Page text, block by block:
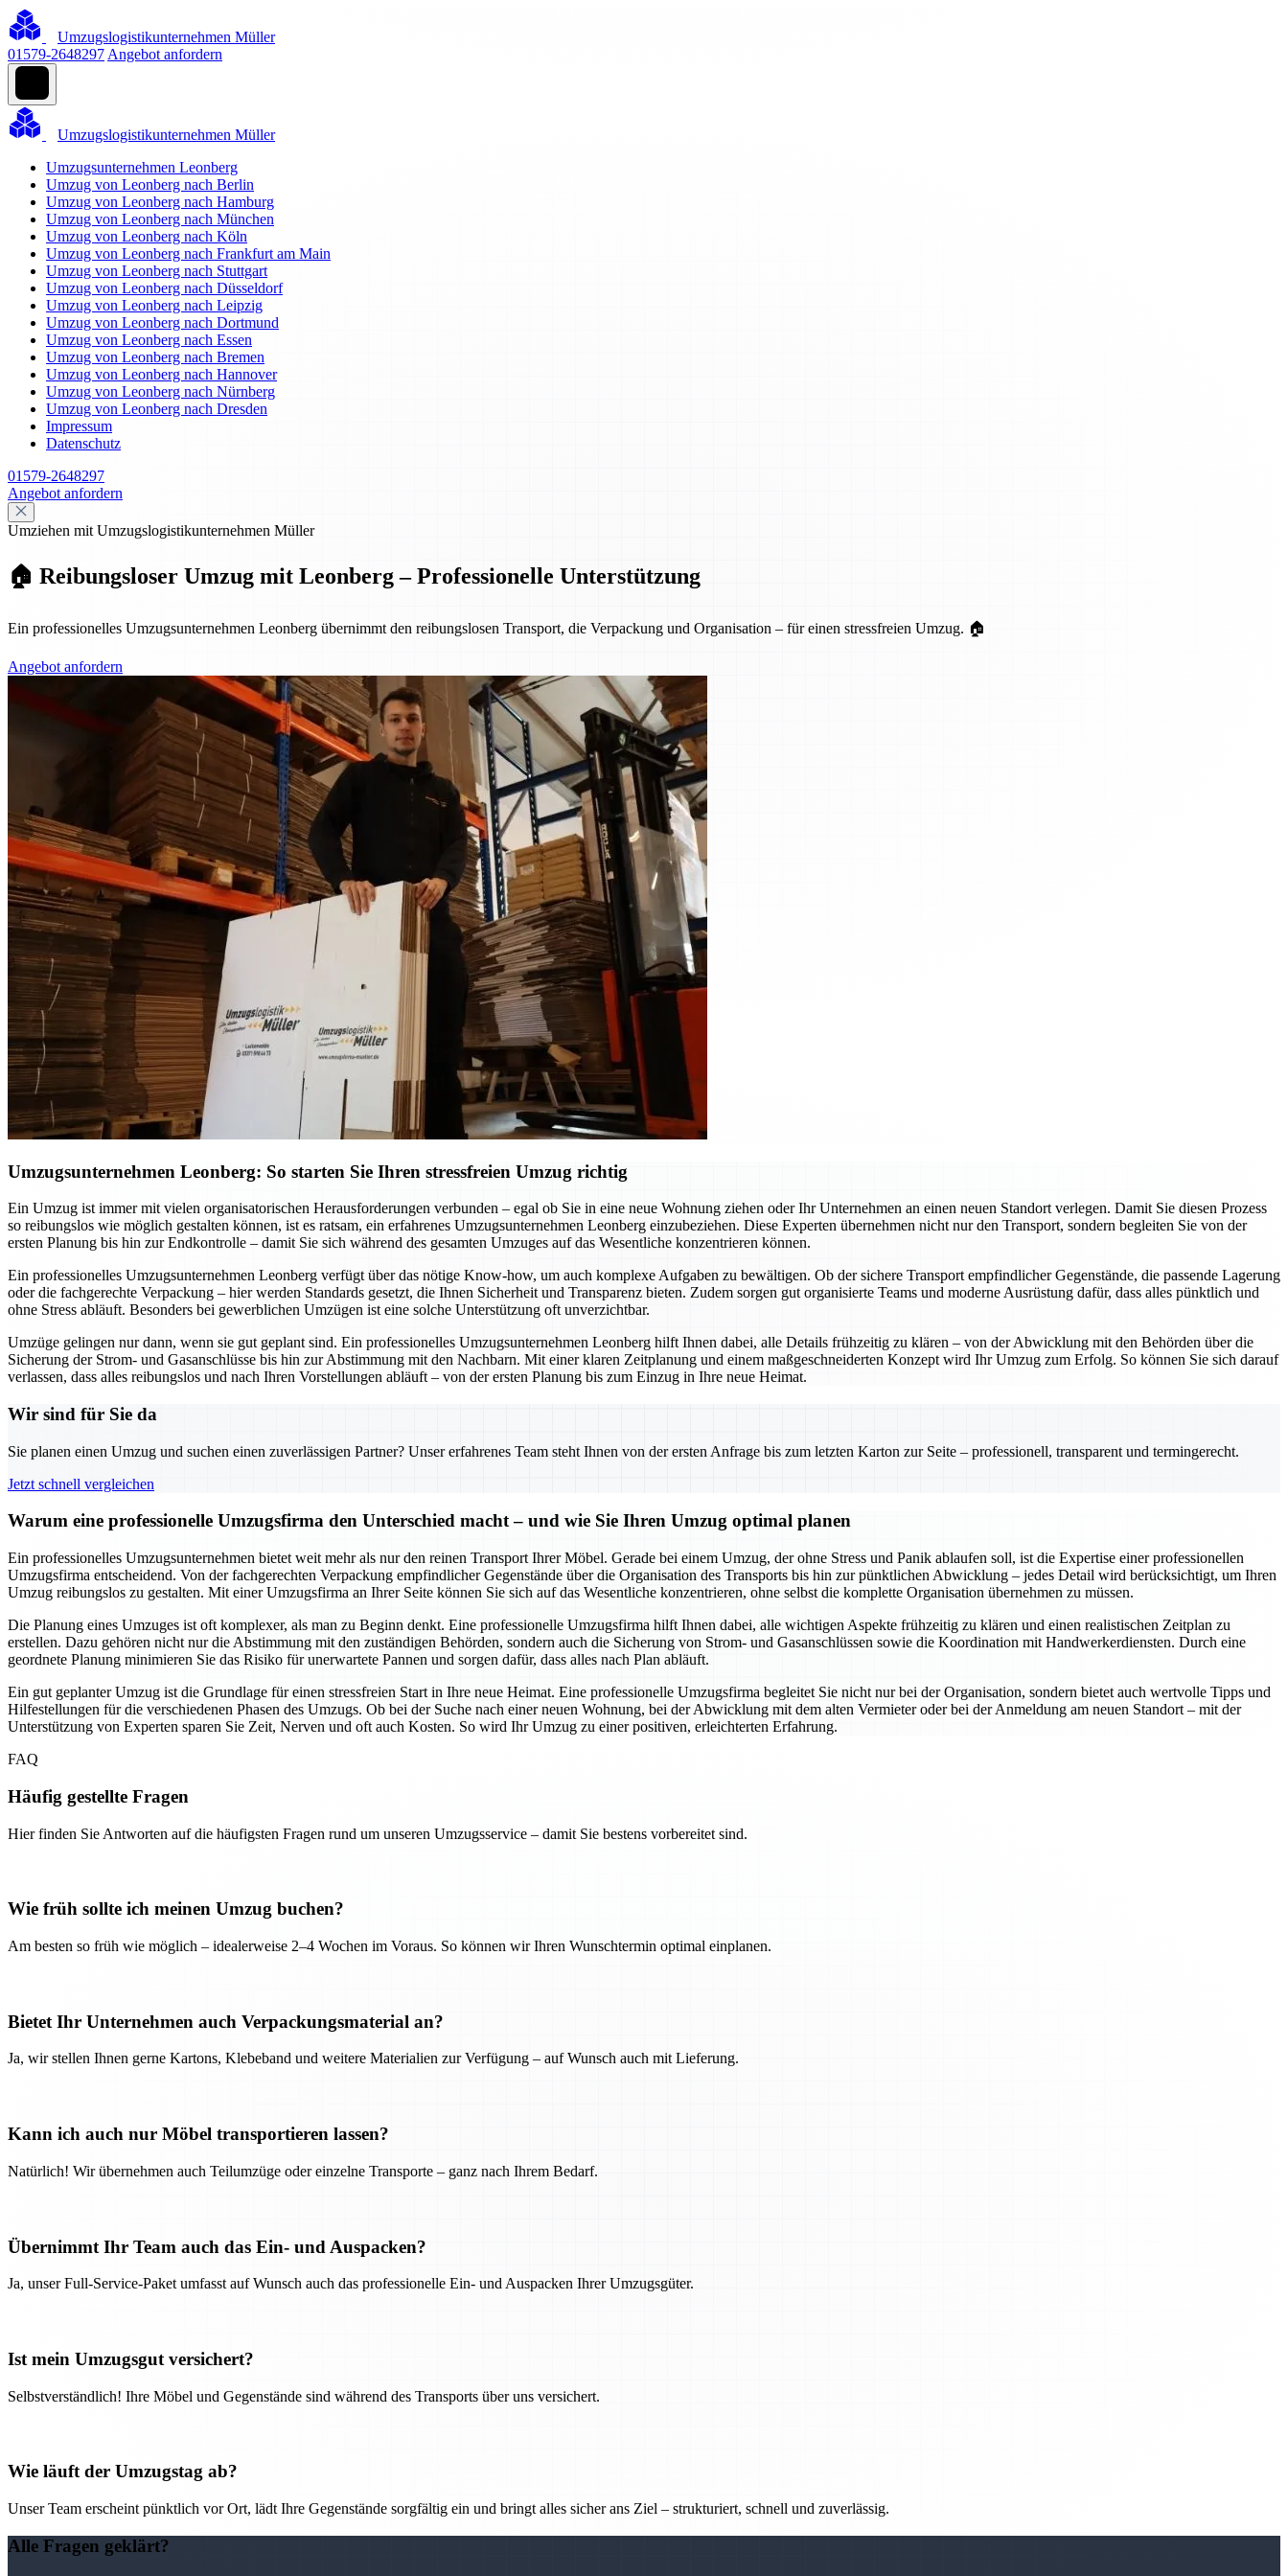
Umzugslogistikunternehmen Müller
01579-2648297 Angebot anfordern
Umzugslogistikunternehmen Müller
Umzugsunternehmen Leonberg
Umzug von Leonberg nach Berlin
Umzug von Leonberg nach Hamburg
Umzug von Leonberg nach München
Umzug von Leonberg nach Köln
Umzug von Leonberg nach Frankfurt am Main
Umzug von Leonberg nach Stuttgart
Umzug von Leonberg nach Düsseldorf
Umzug von Leonberg nach Leipzig
Umzug von Leonberg nach Dortmund
Umzug von Leonberg nach Essen
Umzug von Leonberg nach Bremen
Umzug von Leonberg nach Hannover
Umzug von Leonberg nach Nürnberg
Umzug von Leonberg nach Dresden
Impressum
Datenschutz
01579-2648297
Angebot anfordern
Umziehen mit Umzugslogistikunternehmen Müller
🏠 Reibungsloser Umzug mit Leonberg – Professionelle Unterstützung
Ein professionelles Umzugsunternehmen Leonberg übernimmt den reibungslosen Transport, die Verpackung und Organisation – für einen stressfreien Umzug. 🏠
Angebot anfordern
Umzugsunternehmen Leonberg: So starten Sie Ihren stressfreien Umzug richtig
Ein Umzug ist immer mit vielen organisatorischen Herausforderungen verbunden – egal ob Sie in eine neue Wohnung ziehen oder Ihr Unternehmen an einen neuen Standort verlegen. Damit Sie diesen Prozess
so reibungslos wie möglich gestalten können, ist es ratsam, ein erfahrenes Umzugsunternehmen Leonberg einzubeziehen. Diese Experten übernehmen nicht nur den Transport, sondern begleiten Sie von der
ersten Planung bis hin zur Endkontrolle – damit Sie sich während des gesamten Umzuges auf das Wesentliche konzentrieren können.
Ein professionelles Umzugsunternehmen Leonberg verfügt über das nötige Know-how, um auch komplexe Aufgaben zu bewältigen. Ob der sichere Transport empfindlicher Gegenstände, die passende Lagerung
oder die fachgerechte Verpackung – hier werden Standards gesetzt, die Ihnen Sicherheit und Transparenz bieten. Zudem sorgen gut organisierte Teams und moderne Ausrüstung dafür, dass alles pünktlich und
ohne Stress abläuft. Besonders bei gewerblichen Umzügen ist eine solche Unterstützung oft unverzichtbar.
Umzüge gelingen nur dann, wenn sie gut geplant sind. Ein professionelles Umzugsunternehmen Leonberg hilft Ihnen dabei, alle Details frühzeitig zu klären – von der Abwicklung mit den Behörden über die
Sicherung der Strom- und Gasanschlüsse bis hin zur Abstimmung mit den Nachbarn. Mit einer klaren Zeitplanung und einem maßgeschneiderten Konzept wird Ihr Umzug zum Erfolg. So können Sie sich darauf
verlassen, dass alles reibungslos und nach Ihren Vorstellungen abläuft – von der ersten Planung bis zum Einzug in Ihre neue Heimat.
Wir sind für Sie da
Sie planen einen Umzug und suchen einen zuverlässigen Partner? Unser erfahrenes Team steht Ihnen von der ersten Anfrage bis zum letzten Karton zur Seite – professionell, transparent und termingerecht.
Jetzt schnell vergleichen
Warum eine professionelle Umzugsfirma den Unterschied macht – und wie Sie Ihren Umzug optimal planen
Ein professionelles Umzugsunternehmen bietet weit mehr als nur den reinen Transport Ihrer Möbel. Gerade bei einem Umzug, der ohne Stress und Panik ablaufen soll, ist die Expertise einer professionellen
Umzugsfirma entscheidend. Von der fachgerechten Verpackung empfindlicher Gegenstände über die Organisation des Transports bis hin zur pünktlichen Abwicklung – jedes Detail wird berücksichtigt, um Ihren
Umzug reibungslos zu gestalten. Mit einer Umzugsfirma an Ihrer Seite können Sie sich auf das Wesentliche konzentrieren, ohne selbst die komplette Organisation übernehmen zu müssen.
Die Planung eines Umzuges ist oft komplexer, als man zu Beginn denkt. Eine professionelle Umzugsfirma hilft Ihnen dabei, alle wichtigen Aspekte frühzeitig zu klären und einen realistischen Zeitplan zu
erstellen. Dazu gehören nicht nur die Abstimmung mit den zuständigen Behörden, sondern auch die Sicherung von Strom- und Gasanschlüssen sowie die Koordination mit Handwerkerdiensten. Durch eine
geordnete Planung minimieren Sie das Risiko für unerwartete Pannen und sorgen dafür, dass alles nach Plan abläuft.
Ein gut geplanter Umzug ist die Grundlage für einen stressfreien Start in Ihre neue Heimat. Eine professionelle Umzugsfirma begleitet Sie nicht nur bei der Organisation, sondern bietet auch wertvolle Tipps und
Hilfestellungen für die verschiedenen Phasen des Umzugs. Ob bei der Suche nach einer neuen Wohnung, bei der Abwicklung mit dem alten Vermieter oder bei der Anmeldung am neuen Standort – mit der
Unterstützung von Experten sparen Sie Zeit, Nerven und oft auch Kosten. So wird Ihr Umzug zu einer positiven, erleichterten Erfahrung.
FAQ
Häufig gestellte Fragen
Hier finden Sie Antworten auf die häufigsten Fragen rund um unseren Umzugsservice – damit Sie bestens vorbereitet sind.
Wie früh sollte ich meinen Umzug buchen?
Am besten so früh wie möglich – idealerweise 2–4 Wochen im Voraus. So können wir Ihren Wunschtermin optimal einplanen.
Bietet Ihr Unternehmen auch Verpackungsmaterial an?
Ja, wir stellen Ihnen gerne Kartons, Klebeband und weitere Materialien zur Verfügung – auf Wunsch auch mit Lieferung.
Kann ich auch nur Möbel transportieren lassen?
Natürlich! Wir übernehmen auch Teilumzüge oder einzelne Transporte – ganz nach Ihrem Bedarf.
Übernimmt Ihr Team auch das Ein- und Auspacken?
Ja, unser Full-Service-Paket umfasst auf Wunsch auch das professionelle Ein- und Auspacken Ihrer Umzugsgüter.
Ist mein Umzugsgut versichert?
Selbstverständlich! Ihre Möbel und Gegenstände sind während des Transports über uns versichert.
Wie läuft der Umzugstag ab?
Unser Team erscheint pünktlich vor Ort, lädt Ihre Gegenstände sorgfältig ein und bringt alles sicher ans Ziel – strukturiert, schnell und zuverlässig.
Alle Fragen geklärt?